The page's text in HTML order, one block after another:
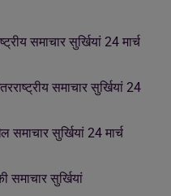
समाचार सुर्खियां 24 मार्च
समाचार सुर्खियां 24
सुर्खियां 24 मार्च
सुर्खियां